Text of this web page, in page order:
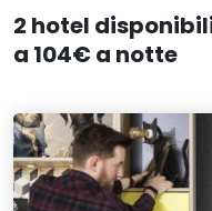
2 hotel
a 104€ a notte